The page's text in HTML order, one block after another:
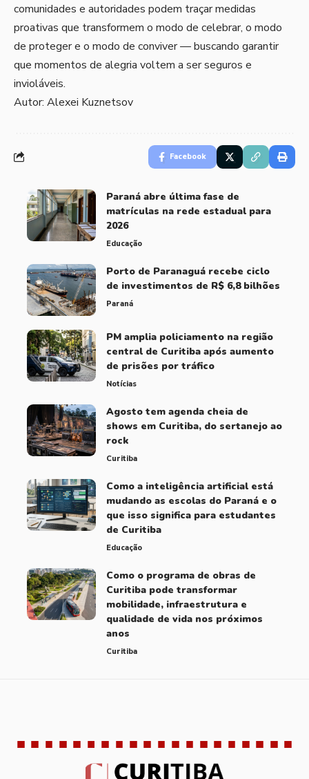
comunidades e autoridades podem traçar medidas
proativas que transformem o modo de celebrar, o modo
de proteger e o modo de conviver — buscando garantir
que momentos de alegria voltem a ser seguros e
invioláveis.
Autor: Alexei Kuznetsov
Facebook
Paraná abre última fase de
matrículas na rede estadual para
2026
Educação
Porto de Paranaguá recebe ciclo
de investimentos de R$ 6,8 bilhões
Paraná
PM amplia policiamento na região
central de Curitiba após aumento
de prisões por tráfico
Notícias
Agosto tem agenda cheia de
shows em Curitiba, do sertanejo ao
rock
Curitiba
Como a inteligência artificial está
mudando as escolas do Paraná e o
que isso significa para estudantes
de Curitiba
Educação
Como o programa de obras de
Curitiba pode transformar
mobilidade, infraestrutura e
qualidade de vida nos próximos
anos
Curitiba